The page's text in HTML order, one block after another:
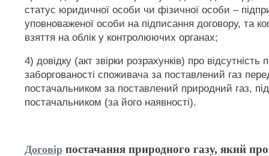
статус юридичної особи чи фізичної особи –
уповноваженої особи на підписання договору, та
взяття на облік у контролюючих органах;
4) довідку (акт звірки розрахунків) про відсутність
заборгованості споживача за поставлений газ
постачальником за поставлений природний газ,
постачальником (за його наявності).
Договір постачання природного газу, який